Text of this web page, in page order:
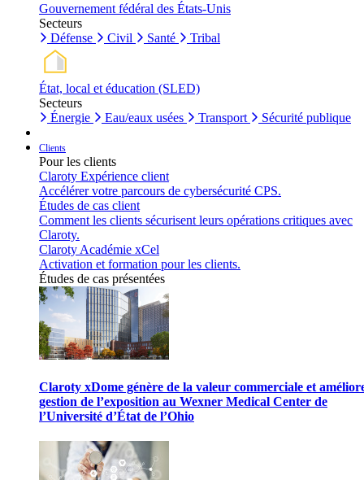
Gouvernement fédéral des États-Unis
Secteurs
Défense
Civil Santé Tribal
État, local et éducation (SLED)
Secteurs
Énergie
Eau/eaux usées Transport Sécurité publique
Clients
Pour les clients
Claroty Expérience client
Accélérer votre parcours de cybersécurité CPS.
Études de cas client
Comment les clients sécurisent leurs opérations critiques avec
Claroty.
Claroty Académie xCel
Activation et formation pour les clients.
Études de cas présentées
Claroty xDome génère de la valeur commerciale et
gestion de l’exposition au Wexner Medical Center de
l’Université d’État de l’Ohio